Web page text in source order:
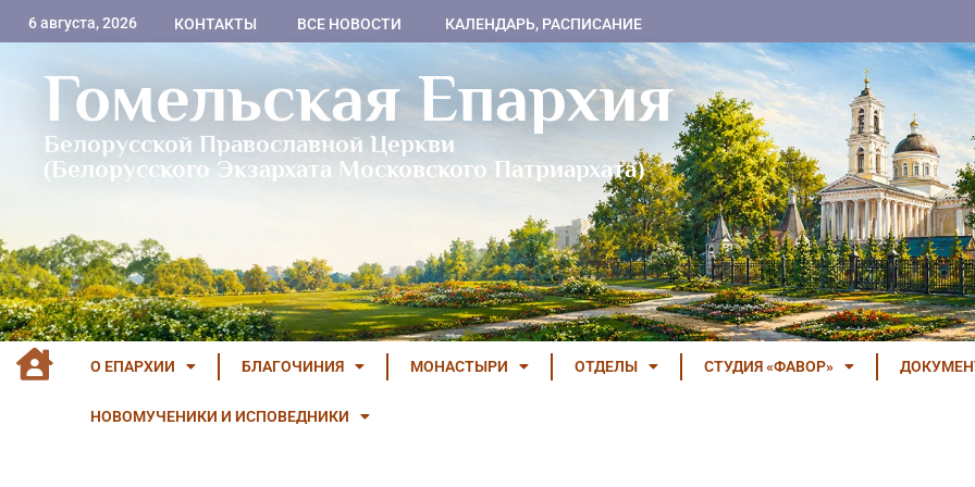
6 августа, 2026 КОНТАКТЫ ВСЕ НОВОСТИ КАЛЕНДАРЬ, РАСПИСАНИЕ
Гомельская Епархия
Белорусской Православной Церкви
(Белорусского Экзархата Московского Патриархата)
О ЕПАРХИИ БЛАГОЧИНИЯ МОНАСТЫРИ ОТДЕЛЫ СТУДИЯ «ФАВОР»
НОВОМУЧЕНИКИ И ИСПОВЕДНИКИ